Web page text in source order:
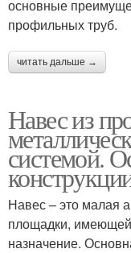
основные
профильных труб.
читать дальше →
Навес из
системой.
Навес – это малая
площадки,
назначение.